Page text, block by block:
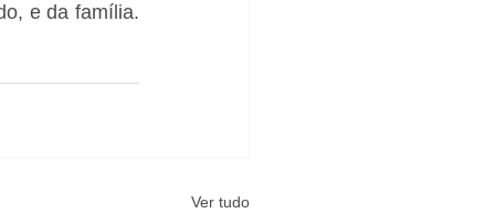
e da família.
Ver tudo